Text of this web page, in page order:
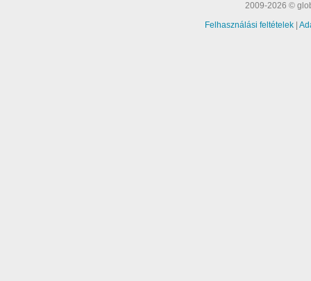
2009-2026 ©
Felhasználási feltételek